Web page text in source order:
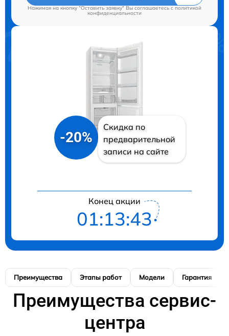
Нажимая на кнопку "Оставить заявку" Вы соглашаетесь cполитикой
конфиденциальности
-20%
Скидка по
предварительной
записи на сайте
Конец акции
01:13:42
Преимущества Этапы работ Модели Гарантия
Преимущества сервис-
центра